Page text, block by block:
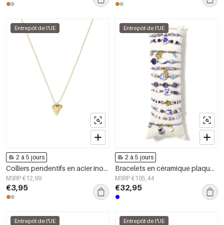
Entrepôt de l'UE
2 à 5 jours
Colliers pendentifs en acier inoxydable en forme de cœur, collection Daily Simple, bijoux pour femmes
MSRP €12,99
€3,95
Entrepôt de l'UE
2 à 5 jours
Bracelets en céramique plaqués or 14 carats, collection ethnique florale, style vacances/plage, bijoux pour femmes
MSRP €105,44
€32,95
Entrepôt de l'UE Entrepôt de l'UE